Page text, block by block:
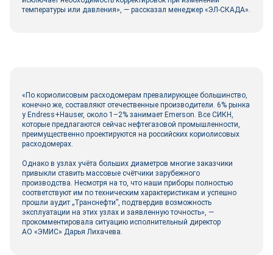
температуры или давления», ― рассказал менеджер «ЭЛ-СКАДА».
«По кориолисовым расходомерам превалирующее большинство,
конечно же, составляют отечественные производители. 6% рынка
у Endress+Hauser, около 1–2% занимает Emerson. Все СИКН,
которые предлагаются сейчас нефтегазовой промышленности,
преимущественно проектируются на российских кориолисовых
расходомерах.
Однако в узлах учёта больших диаметров многие заказчики
привыкли ставить массовые счётчики зарубежного
производства. Несмотря на то, что наши приборы полностью
соответствуют им по техническим характеристикам и успешно
прошли аудит „Транснефти”, подтвердив возможность
эксплуатации на этих узлах и заявленную точность», ―
прокомментировала ситуацию исполнительный директор
АО «ЭМИС» Дарья Лихачева.